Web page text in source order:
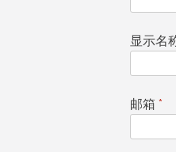
显示名
邮箱 *